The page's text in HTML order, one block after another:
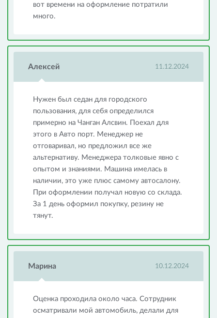
вот времени на оформление потратили
много.
Алексей 11.12.2024
Нужен был седан для городского
пользования, для себя определился
примерно на Чанган Алсвин. Поехал для
этого в Авто порт. Менеджер не
отговаривал, но предложил все же
альтернативу. Менеджера толковые явно с
опытом и знаниями. Машина имелась в
наличии, это уже плюс самому автосалону.
При оформлении получал новую со склада.
За 1 день оформил покупку, резину не
тянут.
Марина 10.12.2024
Оценка проходила около часа. Сотрудник
осматривали мой автомобиль, делали для